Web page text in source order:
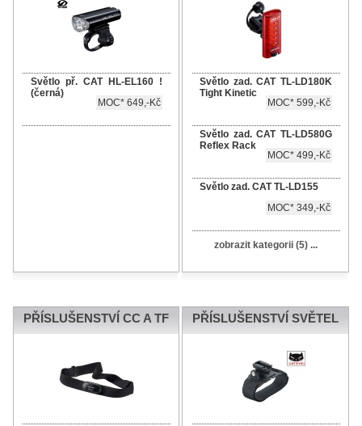
Světlo př. CAT HL-EL160 !
(černá)
MOC* 649,-Kč
Světlo zad. CAT TL-LD180K
Tight Kinetic
MOC* 599,-Kč
Světlo zad. CAT TL-LD580G
Reflex Rack
MOC* 499,-Kč
Světlo zad. CAT TL-LD155
MOC* 349,-Kč
zobrazit kategorii (5) ...
PŘÍSLUŠENSTVÍ CC A TF PŘÍSLUŠENSTVÍ SVĚTEL